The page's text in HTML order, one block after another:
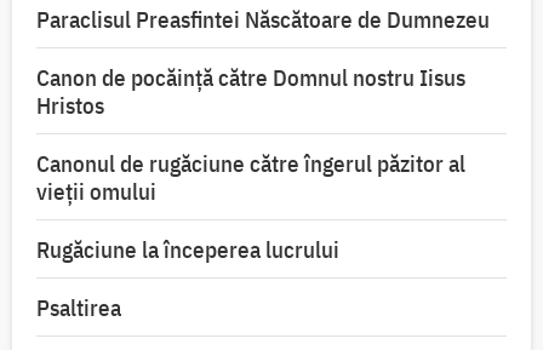
Paraclisul Preasfintei Născătoare de Dumnezeu
Canon de pocăință către Domnul nostru Iisus
Hristos
Canonul de rugăciune către îngerul păzitor al
vieții omului
Rugăciune la începerea lucrului
Psaltirea